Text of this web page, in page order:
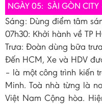
NGÀY 05: SÀI GÒN
Sáng: Dùng điểm tâm
07h30: Khởi hành về TP
Trưa: Đoàn dùng bữa trưa
Đến HCM, Xe và HDV
– là một công trình kiến
Minh. Toà nhà từng là
Việt Nam Cộng hòa.